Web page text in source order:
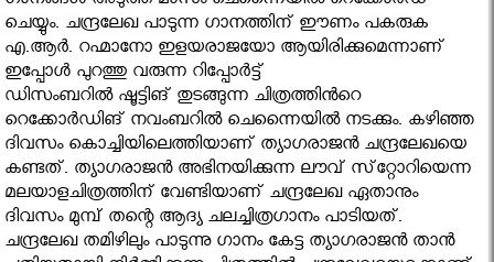
ചെയ്യും. ചന്ദ്രലേഖ പാടുന്ന ഗാനത്തിന് ഈണം പകരുക
എ.ആര്‍. റഹ്മാനോ ഇളയരാജയോ ആയിരിക്കുമെന്നാണ്
ഇപ്പോള്‍ പുറത്തു വരുന്ന റിപ്പോര്‍ട്ട്‌
ഡിസംബറില്‍ ഷൂട്ടിങ് തുടങ്ങുന്ന ചിത്രത്തിൻറെ
റെക്കോര്‍ഡിങ് നവംബറില്‍ ചെന്നൈയില്‍ നടക്കും. കഴിഞ്ഞ
ദിവസം കൊച്ചിയിലെത്തിയാണ് ത്യാഗരാജന്‍ ചന്ദ്രലേഖയെ
കണ്ടത്. ത്യാഗരാജന്‍ അഭിനയിക്കുന്ന ലൗവ് സ്‌റ്റോറിയെന്ന
മലയാളചിത്രത്തിന് വേണ്ടിയാണ് ചന്ദ്രലേഖ ഏതാനും
ദിവസം മുമ്പ് തന്റെ ആദ്യ ചലച്ചിത്രഗാനം പാടിയത്.
ചന്ദ്രലേഖ തമിഴിലും പാടുന്നു ഗാനം കേട്ട ത്യാഗരാജന്‍ താന്‍